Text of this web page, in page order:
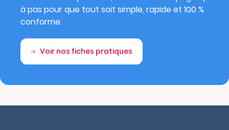
à pas pour que tout soit simple, rapide et 100 %
conforme.
Voir nos fiches pratiques